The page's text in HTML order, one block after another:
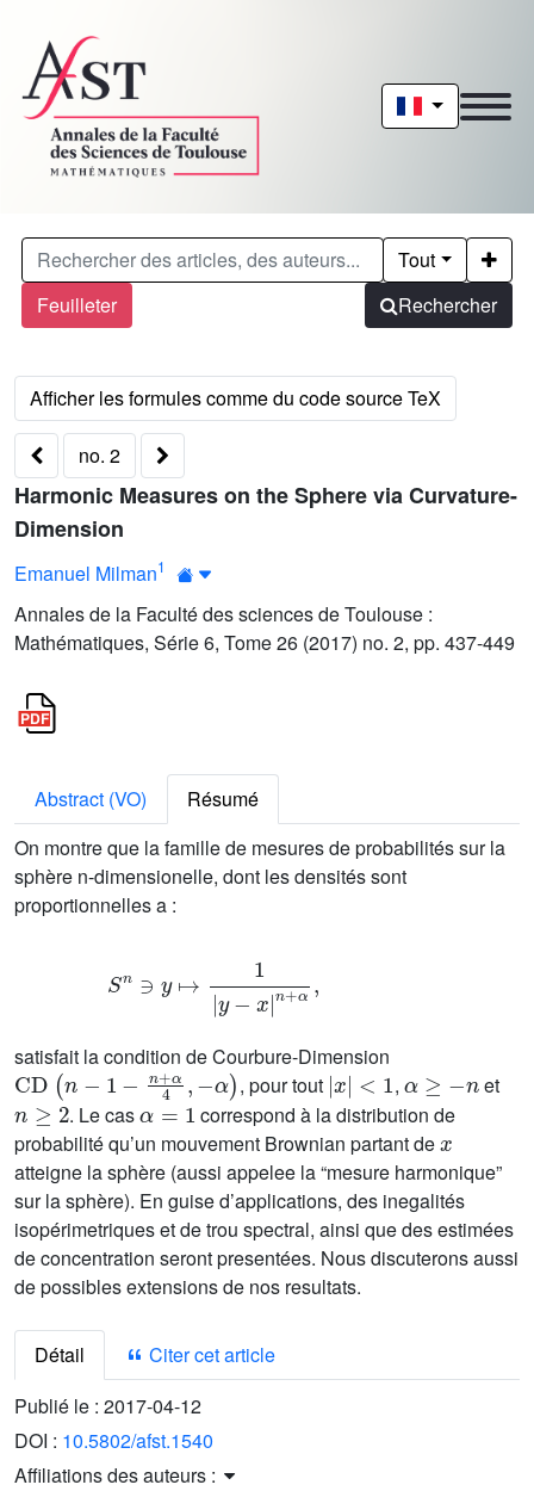
Feuilleter
Tout
Rechercher
no. 2
Harmonic Measures on the Sphere via Curvature-
Dimension
Emanuel Milman1
Annales de la Faculté des sciences de Toulouse :
Mathématiques, Série 6, Tome 26 (2017) no. 2, pp. 437-449
Abstract (VO)
Résumé
On montre que la famille de mesures de probabilités sur la
sphère n-dimensionelle, dont les densités sont
proportionnelles a :
n
satisfait la condition de Courbure-Dimension
CD(n-1-n+α4,-α)
, pour tout
|x|<1
, et
n≥2
. Le cas
α=1
correspond à la distribution de
probabilité qu’un mouvement Brownian partant de
x
atteigne la sphère (aussi appelee la “mesure harmonique”
sur la sphère). En guise d’applications, des inegalités
isopérimetriques et de trou spectral, ainsi que des estimées
de concentration seront presentées. Nous discuterons aussi
de possibles extensions de nos resultats.
Détail
Citer cet article
Publié le : 2017-04-12
DOI : 10.5802/afst.1540
Affiliations des auteurs :